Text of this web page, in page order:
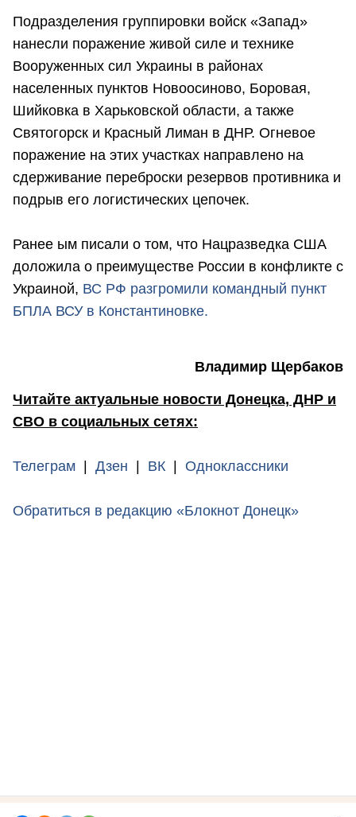
Подразделения группировки войск «Запад»
нанесли поражение живой силе и технике
Вооруженных сил Украины в районах
населенных пунктов Новоосиново, Боровая,
Шийковка в Харьковской области, а также
Святогорск и Красный Лиман в ДНР. Огневое
поражение на этих участках направлено на
сдерживание переброски резервов противника и
подрыв его логистических цепочек.
Ранее ым писали о том, что Нацразведка США
доложила о преимуществе России в конфликте с
Украиной, ВС РФ разгромили командный пункт
БПЛА ВСУ в Константиновке.
Владимир Щербаков
Читайте актуальные новости Донецка, ДНР и
СВО в социальных сетях:
Телеграм | Дзен | ВК | Одноклассники
Обратиться в редакцию «Блокнот Донецк»